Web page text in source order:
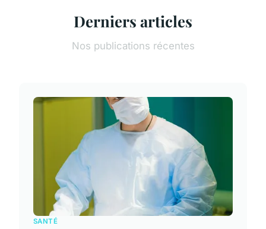
Derniers articles
Nos publications récentes
SANTÉ